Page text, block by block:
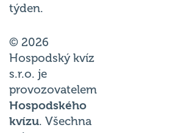
týden.
© 2026
Hospodský kvíz
s.r.o. je
provozovatelem
Hospodského
kvízu. Všechna